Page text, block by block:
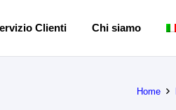
Clienti Chi siamo
Home